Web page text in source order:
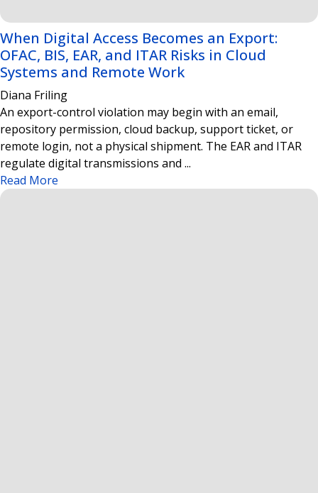
When Digital Access Becomes an Export:
OFAC, BIS, EAR, and ITAR Risks in Cloud
Systems and Remote Work
Diana Friling
An export-control violation may begin with an email,
repository permission, cloud backup, support ticket, or
remote login, not a physical shipment. The EAR and ITAR
regulate digital transmissions and ...
Read More